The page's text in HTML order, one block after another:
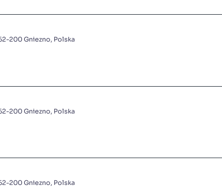
200 Gniezno, Polska
200 Gniezno, Polska
200 Gniezno, Polska